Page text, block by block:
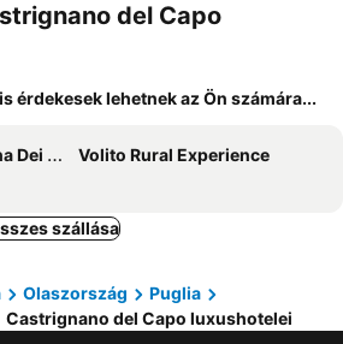
del Capo
érdekesek lehetnek az Ön számára...
Cari Volito Rural Experience
szállása
Olaszország
Puglia
Castrignano del Capo luxushotelei